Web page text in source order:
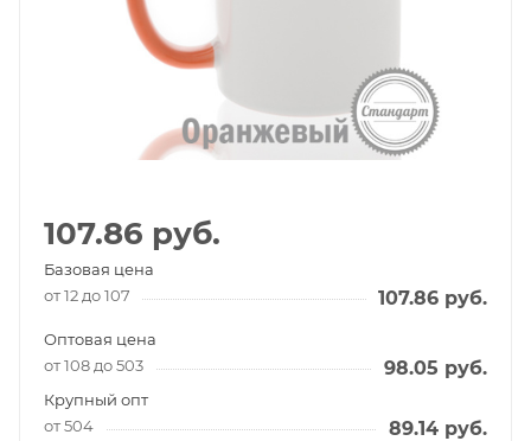
107.86 руб.
Базовая цена
от 12 до 107
107.86 руб.
Оптовая цена
от 108 до 503
98.05 руб.
Крупный опт
от 504
89.14 руб.